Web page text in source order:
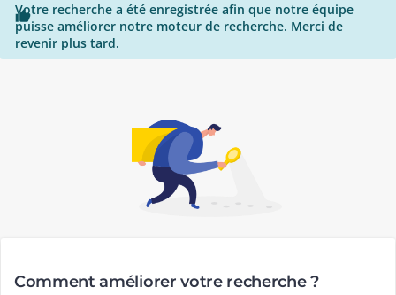

Votre recherche a été enregistrée afin que notre équipe
puisse améliorer notre moteur de recherche. Merci de
revenir plus tard.
Comment améliorer votre recherche ?